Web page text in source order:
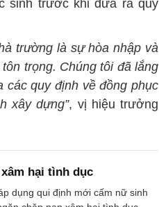
sinh trước khi đưa ra quy
trường là sự hòa nhập và
trọng. Chúng tôi đã lắng
các quy định về đồng phục
xây dựng”, vị hiệu trưởng
hại tình dục
dụng qui định mới cấm nữ sinh